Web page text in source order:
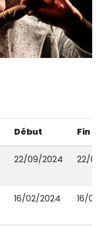
Début Fin
22/09/2024 22/
16/02/2024 16/